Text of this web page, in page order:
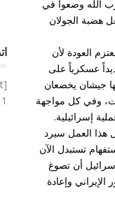
الله وضعوا في
1 لجيش الأسد. والفكرة هي جعل هضبة الجولان
العودة لأن
عسكرياً على
جيشان يخضعان
وفي كل مواجهة
إسرائيلية.
هذا العمل سيرد
تستبدل الآن
أن تصوغ
وإعادة